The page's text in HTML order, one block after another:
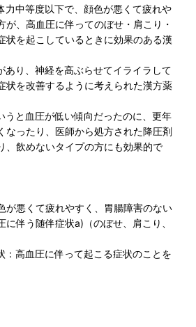
中等度以下で、顔色が悪くて疲れや
が、高血圧に伴ってのぼせ・肩こり・
状を起こしているときに効果のある漢
り、神経を高ぶらせてイライラして
状を改善するように考えられた漢方薬
と血圧が低い傾向だったのに、更年
なったり、医師から処方された降圧剤
、飲めないタイプの方にも効果的で
が悪くて疲れやすく、胃腸障害のない
に伴う随伴症状a)（のぼせ、肩こり、
：高血圧に伴って起こる症状のことを